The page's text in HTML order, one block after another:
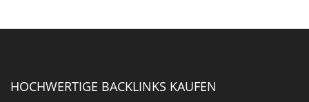
HOCHWERTIGE BACKLINKS KAUFEN